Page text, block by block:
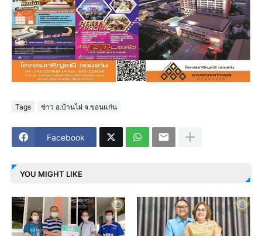
Tags ข่าว อ.บ้านไผ่ จ.ขอนแก่น
Facebook
YOU MIGHT LIKE